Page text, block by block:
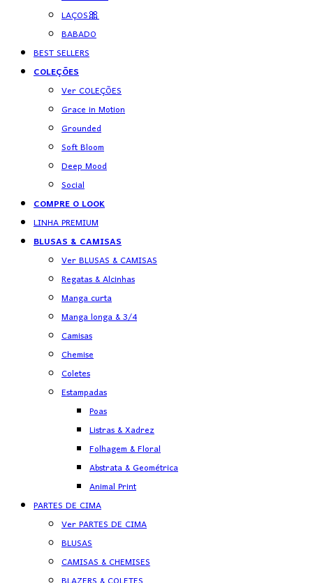
LAÇOS🎀
BABADO
BEST SELLERS
COLEÇÕES
Ver COLEÇÕES
Grace in Motion
Grounded
Soft Bloom
Deep Mood
Social
COMPRE O LOOK
LINHA PREMIUM
BLUSAS & CAMISAS
Ver BLUSAS & CAMISAS
Regatas & Alcinhas
Manga curta
Manga longa & 3/4
Camisas
Chemise
Coletes
Estampadas
Poas
Listras & Xadrez
Folhagem & Floral
Abstrata & Geométrica
Animal Print
PARTES DE CIMA
Ver PARTES DE CIMA
BLUSAS
CAMISAS & CHEMISES